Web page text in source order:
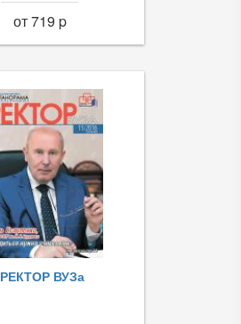
от 719 p
РЕКТОР ВУЗа